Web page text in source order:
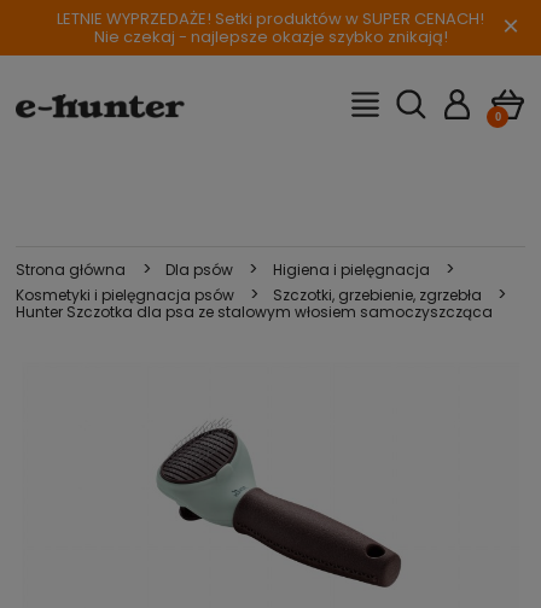
LETNIE WYPRZEDAŻE! Setki produktów w SUPER CENACH!
Nie czekaj - najlepsze okazje szybko znikają! ×
Strona główna > Dla psów > Higiena i pielęgnacja >
Kosmetyki i pielęgnacja psów > Szczotki, grzebienie, zgrzebła >
Hunter Szczotka dla psa ze stalowym włosiem samoczyszcząca